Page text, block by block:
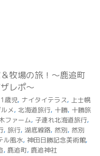
牧場の旅！～鹿追町
レポ～
1歳児, ナイタイテラス, 上士幌
メ, 北海道旅行, 十勝, 十勝旅
ファーム, 子連れ北海道旅行,
, 旅行, 湖底線路, 然別, 然別
ル風水, 神田日勝記念美術館,
, 鹿追町, 鹿追神社